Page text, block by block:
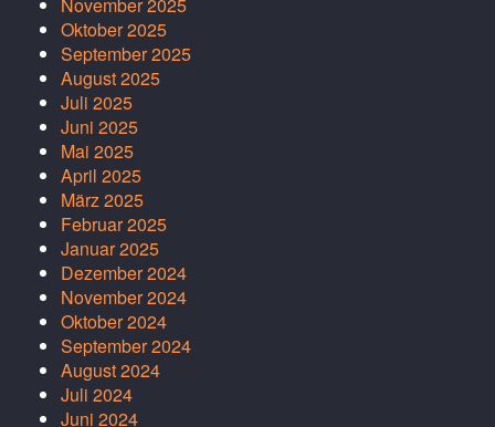
November 2025
Oktober 2025
September 2025
August 2025
Juli 2025
Juni 2025
Mai 2025
April 2025
März 2025
Februar 2025
Januar 2025
Dezember 2024
November 2024
Oktober 2024
September 2024
August 2024
Juli 2024
Juni 2024